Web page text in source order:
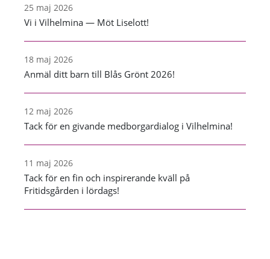
25 maj 2026
Vi i Vilhelmina — Möt Liselott!
18 maj 2026
Anmäl ditt barn till Blås Grönt 2026!
12 maj 2026
Tack för en givande medborgardialog i Vilhelmina!
11 maj 2026
Tack för en fin och inspirerande kväll på
Fritidsgården i lördags!